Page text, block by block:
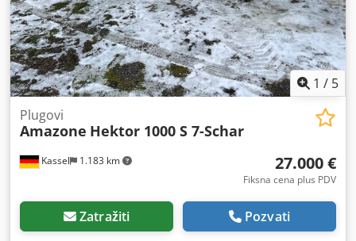
1 / 5
Kassel 1.183 km
Plugovi
Amazone Hektor 1000 S 7-Schar
27.000 €
Fiksna cena plus PDV
Zatražiti Pozvati